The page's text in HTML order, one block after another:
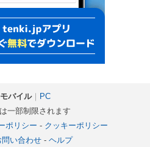
モバイル｜ PC
一部制限されます
ポリシー - クッキーポリシー
問い合わせ- ヘルプ